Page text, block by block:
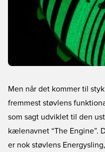
Men når det kommer til
fremmest støvlens
som sagt udviklet til den
kælenavnet “The Engine”.
er nok støvlens